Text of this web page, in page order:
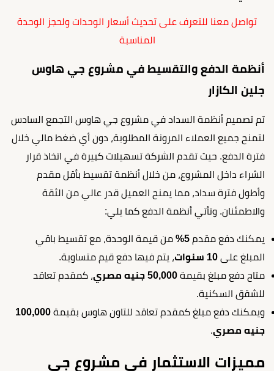
تواصل معنا للتعرف على تحديث أسعار الوحدات ولحجز الوحدة
المناسبة
أنظمة الدفع والتقسيط في مشروع جي هاوس
جلين الكازار
تم تصميم أنظمة السداد في مشروع جي هاوس التجمع السادس
لتمنح جميع العملاء المرونة المطلوبة، دون أي ضغط مالي خلال
فترة الدفع. حيث تقدم الشركة تسهيلات كبيرة في اتخاذ قرار
الشراء داخل المشروع، من خلال أنظمة تقسيط بأقل مقدم
وأطول فترة سداد، مما يمنح العميل قدر عالي من الثقة
والاطمئنان. وتأتي أنظمة الدفع كما يلي:
يمكنك دفع مقدم 5%
من قيمة الوحدة، مع تقسيط باقي
المبلغ على
، يتم فيها دفع قيم متساوية.
متاح دفع مبلغ بقيمة 50,000 جنيه مصري
، كمقدم تعاقد
للشقق السكنية.
ويمكنك دفع مبلغ كمقدم تعاقد للتاون هاوس بقيمة 100,000
جنيه مصري.
مميزات الاستثمار في مشروع جي